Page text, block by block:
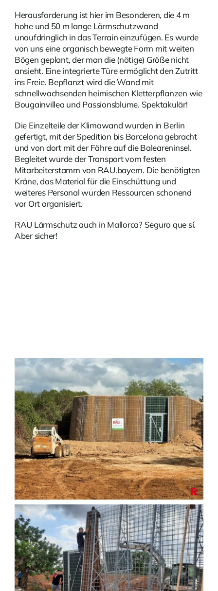
Herausforderung ist hier im Besonderen, die 4 m
hohe und 50 m lange Lärmschutzwand
unaufdringlich in das Terrain einzufügen. Es wurde
von uns eine organisch bewegte Form mit weiten
Bögen geplant, der man die (nötige) Größe nicht
ansieht. Eine integrierte Türe ermöglicht den Zutritt
ins Freie. Bepflanzt wird die Wand mit
schnellwachsenden heimischen Kletterpflanzen wie
Bougainvillea und Passionsblume. Spektakulär!
Die Einzelteile der Klimawand wurden in Berlin
gefertigt, mit der Spedition bis Barcelona gebracht
und von dort mit der Fähre auf die Baleareninsel.
Begleitet wurde der Transport vom festen
Mitarbeiterstamm von RAU.bayern. Die benötigten
Kräne, das Material für die Einschüttung und
weiteres Personal wurden Ressourcen schonend
vor Ort organisiert.
RAU Lärmschutz auch in Mallorca? Seguro que sí.
Aber sicher!